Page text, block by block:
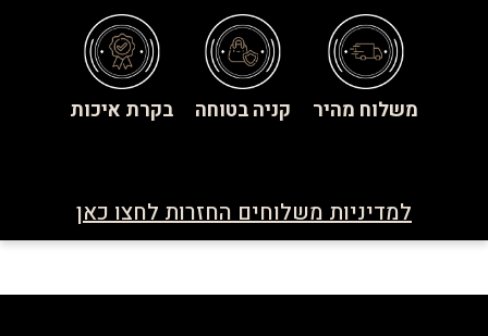
משלוח מהיר קניה בטוחה בקרת איכות
למדיניות משלוחים החזרות לחצו כאן